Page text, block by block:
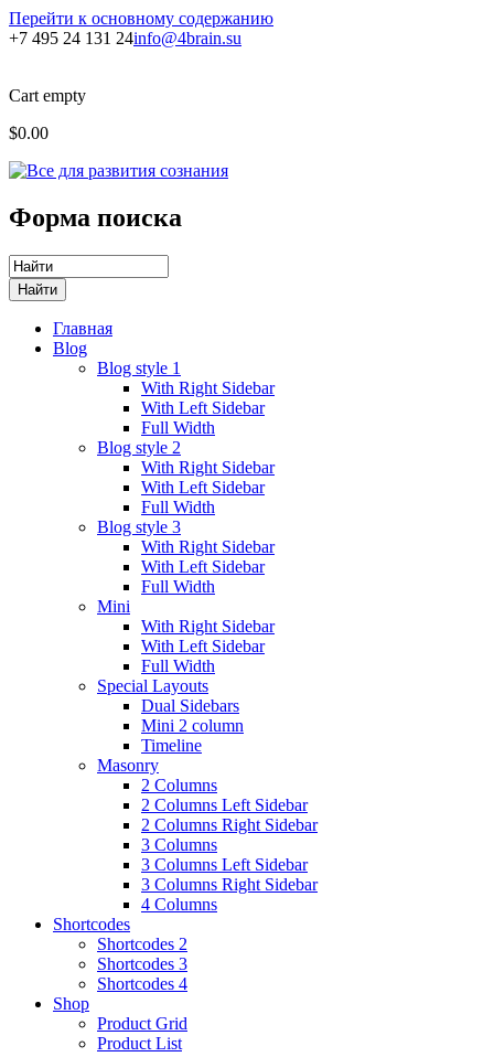
Перейти к основному содержанию
+7 495 24 131 24info@4brain.su
Cart empty
$0.00
Форма поиска
Главная
Blog
Blog style 1
With Right Sidebar
With Left Sidebar
Full Width
Blog style 2
With Right Sidebar
With Left Sidebar
Full Width
Blog style 3
With Right Sidebar
With Left Sidebar
Full Width
Mini
With Right Sidebar
With Left Sidebar
Full Width
Special Layouts
Dual Sidebars
Mini 2 column
Timeline
Masonry
2 Columns
2 Columns Left Sidebar
2 Columns Right Sidebar
3 Columns
3 Columns Left Sidebar
3 Columns Right Sidebar
4 Columns
Shortcodes
Shortcodes 2
Shortcodes 3
Shortcodes 4
Shop
Product Grid
Product List